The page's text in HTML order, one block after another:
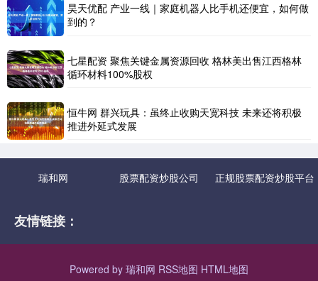
昊天优配 产业一线｜家庭机器人比手机还便宜，如何做
到的？
七星配资 聚焦关键金属资源回收 格林美出售江西格林
循环材料100%股权
恒牛网 群兴玩具：虽终止收购天宽科技 未来还将积极
推进外延式发展
瑞和网 股票配资炒股公司 正规股票配资炒股平台
友情链接：
Powered by 瑞和网 RSS地图 HTML地图